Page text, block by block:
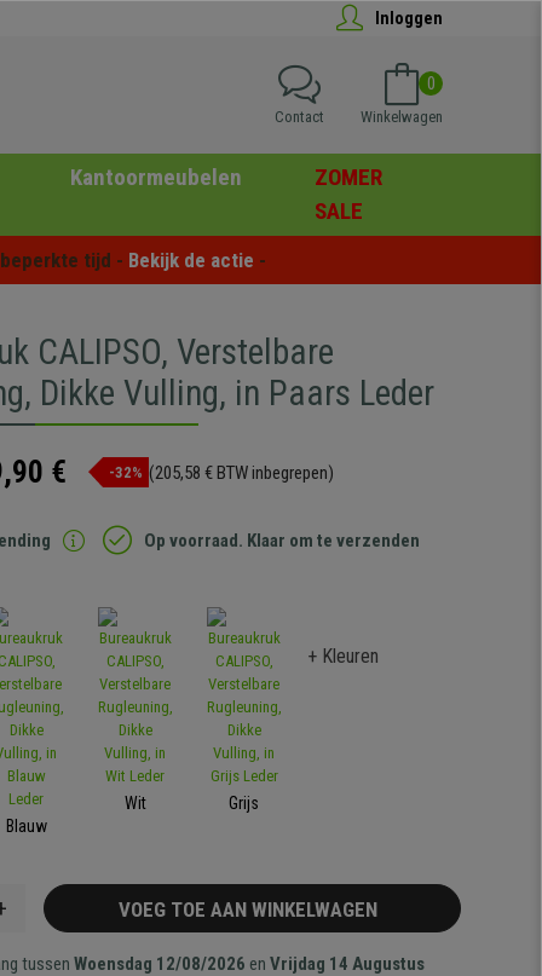
Inloggen
0
Winkelwagen
Contact
Kantoormeubelen
ZOMER
SALE
tijd - Bekijk de actie -
CALIPSO, Verstelbare
Dikke Vulling, in Paars Leder
€ -32% (205,58 € BTW inbegrepen)
Op voorraad. Klaar om te verzenden
Blauw
Wit Grijs
+ Kleuren
VOEG TOE AAN WINKELWAGEN
tussenWoensdag 12/08/2026 enVrijdag 14 Augustus